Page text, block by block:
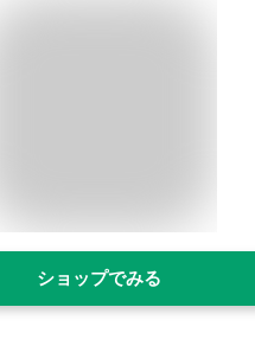
ショップでみる